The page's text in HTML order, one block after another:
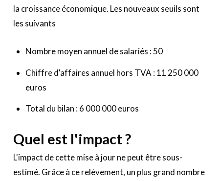
la croissance économique. Les nouveaux seuils sont
les suivants
Nombre moyen annuel de salariés : 50
Chiffre d'affaires annuel hors TVA : 11 250 000
euros
Total du bilan : 6 000 000 euros
Quel est l'impact ?
L'impact de cette mise à jour ne peut être sous-
estimé. Grâce à ce relèvement, un plus grand nombre